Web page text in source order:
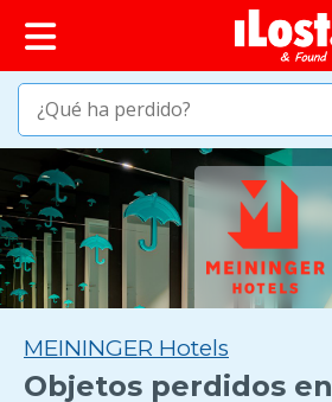
MEININGER Hotels
Objetos perdidos en